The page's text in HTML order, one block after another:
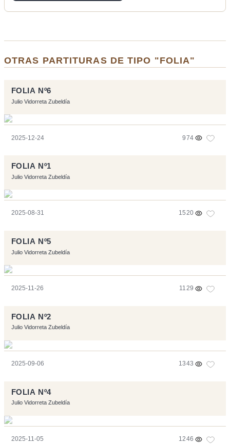
OTRAS PARTITURAS DE TIPO "FOLIA"
FOLIA Nº6
Julio Vidorreta Zubeldía
2025-12-24 974
FOLIA Nº1
Julio Vidorreta Zubeldía
2025-08-31 1520
FOLIA Nº5
Julio Vidorreta Zubeldía
2025-11-26 1129
FOLIA Nº2
Julio Vidorreta Zubeldía
2025-09-06 1343
FOLIA Nº4
Julio Vidorreta Zubeldía
2025-11-05 1246